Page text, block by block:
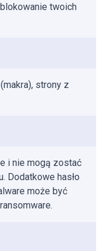
twoich
strony z
i nie mogą zostać
Dodatkowe hasło
może być